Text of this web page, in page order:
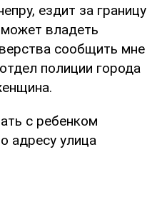
ездит за границу
владеть
сообщить мне
полиции города
с ребенком
адресу улица